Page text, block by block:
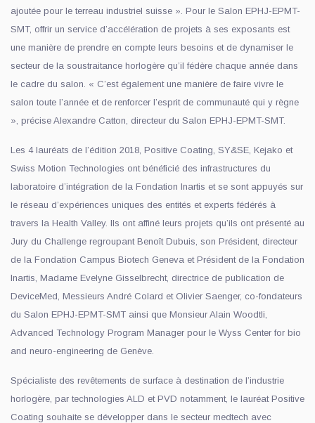
ajoutée pour le terreau industriel suisse ». Pour le Salon EPHJ-EPMT-
SMT, offrir un service d’accélération de projets à ses exposants est
une manière de prendre en compte leurs besoins et de dynamiser le
secteur de la soustraitance horlogère qu’il fédère chaque année dans
le cadre du salon. « C’est également une manière de faire vivre le
salon toute l’année et de renforcer l’esprit de communauté qui y règne
», précise Alexandre Catton, directeur du Salon EPHJ-EPMT-SMT.
Les 4 lauréats de l’édition 2018, Positive Coating, SY&SE, Kejako et
Swiss Motion Technologies ont bénéficié des infrastructures du
laboratoire d’intégration de la Fondation Inartis et se sont appuyés sur
le réseau d’expériences uniques des entités et experts fédérés à
travers la Health Valley. Ils ont affiné leurs projets qu’ils ont présenté au
Jury du Challenge regroupant Benoît Dubuis, son Président, directeur
de la Fondation Campus Biotech Geneva et Président de la Fondation
Inartis, Madame Evelyne Gisselbrecht, directrice de publication de
DeviceMed, Messieurs André Colard et Olivier Saenger, co-fondateurs
du Salon EPHJ-EPMT-SMT ainsi que Monsieur Alain Woodtli,
Advanced Technology Program Manager pour le Wyss Center for bio
and neuro-engineering de Genève.
Spécialiste des revêtements de surface à destination de l’industrie
horlogère, par technologies ALD et PVD notamment, le lauréat Positive
Coating souhaite se développer dans le secteur medtech avec